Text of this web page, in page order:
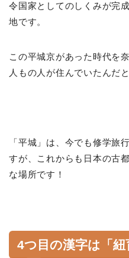
令国家としてのしくみが完
地です。
この平城京があった時代を
人もの人が住んでいたんだと
「平城」は、今でも修学旅
すが、これからも日本の古
な場所です！
4つ目の漢字は「紐